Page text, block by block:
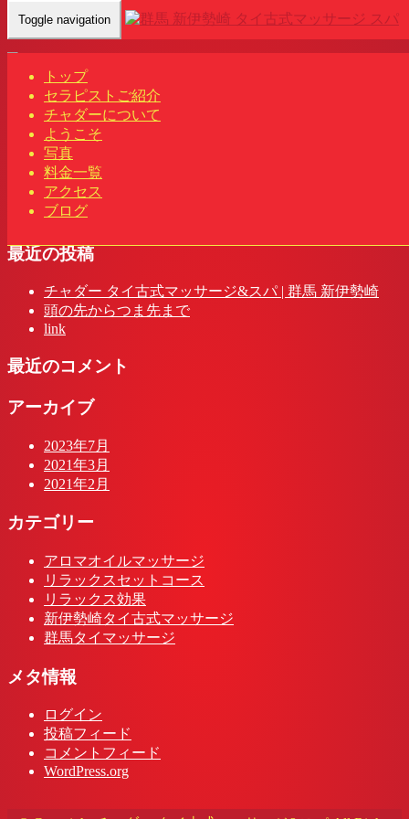
Toggle navigation
トップ
セラピストご紹介
チャダーについて
ようこそ
写真
料金一覧
アクセス
ブログ
Home- リリ(…
リリ(Lili)群馬 新伊勢崎駅 タイ古式マッサージ&スパ | チャダ
最近の投稿
チャダー タイ古式マッサージ&スパ | 群馬 新伊勢崎
頭の先からつま先まで
link
最近のコメント
アーカイブ
2023年7月
2021年3月
2021年2月
カテゴリー
アロマオイルマッサージ
リラックスセットコース
リラックス効果
新伊勢崎タイ古式マッサージ
群馬タイマッサージ
メタ情報
ログイン
投稿フィード
コメントフィード
WordPress.org